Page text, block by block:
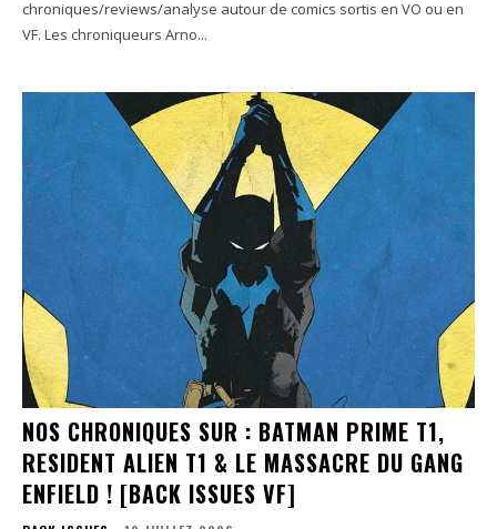
chroniques/reviews/analyse autour de comics sortis en VO ou en
VF. Les chroniqueurs Arno...
NOS CHRONIQUES SUR : BATMAN PRIME T1,
RESIDENT ALIEN T1 & LE MASSACRE DU GANG
ENFIELD ! [BACK ISSUES VF]